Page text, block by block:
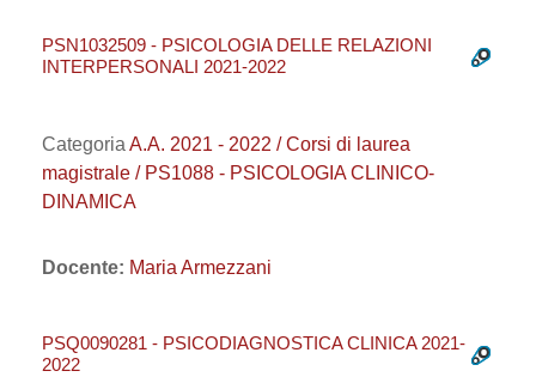
PSN1032509 - PSICOLOGIA DELLE RELAZIONI
INTERPERSONALI 2021-2022
Categoria A.A. 2021 - 2022 / Corsi di laurea
magistrale / PS1088 - PSICOLOGIA CLINICO-
DINAMICA
Docente: Maria Armezzani
PSQ0090281 - PSICODIAGNOSTICA CLINICA 2021-
2022